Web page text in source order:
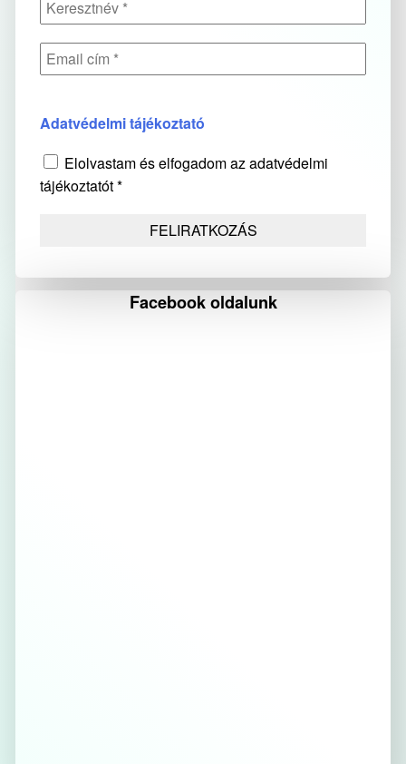
Adatvédelmi tájékoztató
Elolvastam és elfogadom az adatvédelmi
tájékoztatót *
Facebook oldalunk